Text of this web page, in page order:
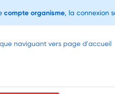
compte organisme, la connexion